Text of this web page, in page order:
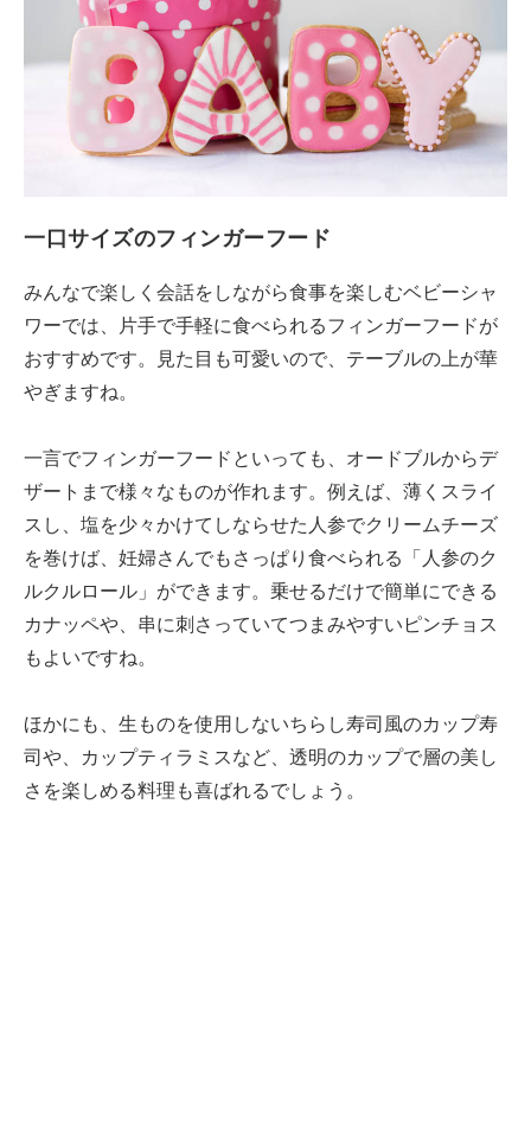
一口サイズのフィンガーフード
みんなで楽しく会話をしながら食事を楽しむベビーシャ
ワーでは、片手で手軽に食べられるフィンガーフードが
おすすめです。見た目も可愛いので、テーブルの上が華
やぎますね。
一言でフィンガーフードといっても、オードブルからデ
ザートまで様々なものが作れます。例えば、薄くスライ
スし、塩を少々かけてしならせた人参でクリームチーズ
を巻けば、妊婦さんでもさっぱり食べられる「人参のク
ルクルロール」ができます。乗せるだけで簡単にできる
カナッペや、串に刺さっていてつまみやすいピンチョス
もよいですね。
ほかにも、生ものを使用しないちらし寿司風のカップ寿
司や、カップティラミスなど、透明のカップで層の美し
さを楽しめる料理も喜ばれるでしょう。